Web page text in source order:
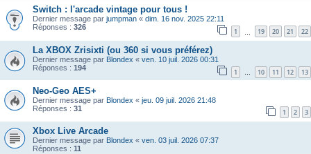
Switch : l'arcade vintage pour tous !
Dernier message par jumpman « dim. 16 nov. 2025 22:11
Réponses : 326 1 19 20 21 22
La XBOX Zrisixti (ou 360 si vous préférez)
Dernier message par Blondex « ven. 10 juil. 2026 00:31
Réponses : 194 1 … 10 11 12 13
Neo-Geo AES+
Dernier message par Blondex « jeu. 09 juil. 2026 21:48
Réponses : 31 1 2 3
Xbox Live Arcade
Dernier message par Blondex « ven. 03 juil. 2026 07:37
Réponses : 11